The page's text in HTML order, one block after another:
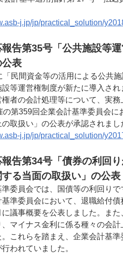
j.jp/jp/practical_solution/
告第35号「公共施設等
表
「民間資金等の活用による公共
設等運営権制度が新たに導入さ
権者の会計処理等について、実
の第359回企業会計基準委員会
取扱い」の公表が承認されまし
j.jp/jp/practical_solution/
告第34号「債券の利回
る当面の取扱い」の公表
委員会では、国債等の利回り
基準委員会において、退職給付
に議事概要を公表しました。ま
、マイナス金利に係る種々の会
。これらを踏まえ、企業会計基
われていました。